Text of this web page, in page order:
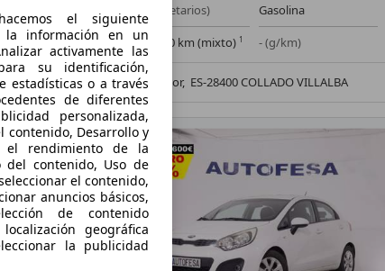
DEL REY
- (Propietarios)
Gasolina
4,9 l/100 km (mixto) 1 - (g/km)
Vendedor, ES-28400 COLLADO VILLALBA
el siguiente
la información en un
activamente las
su identificación,
estadísticas o a través
de diferentes
personalizada,
contenido, Desarrollo y
el rendimiento de la
contenido, Uso de
el contenido,
anuncios básicos,
de contenido
geográfica
la publicidad